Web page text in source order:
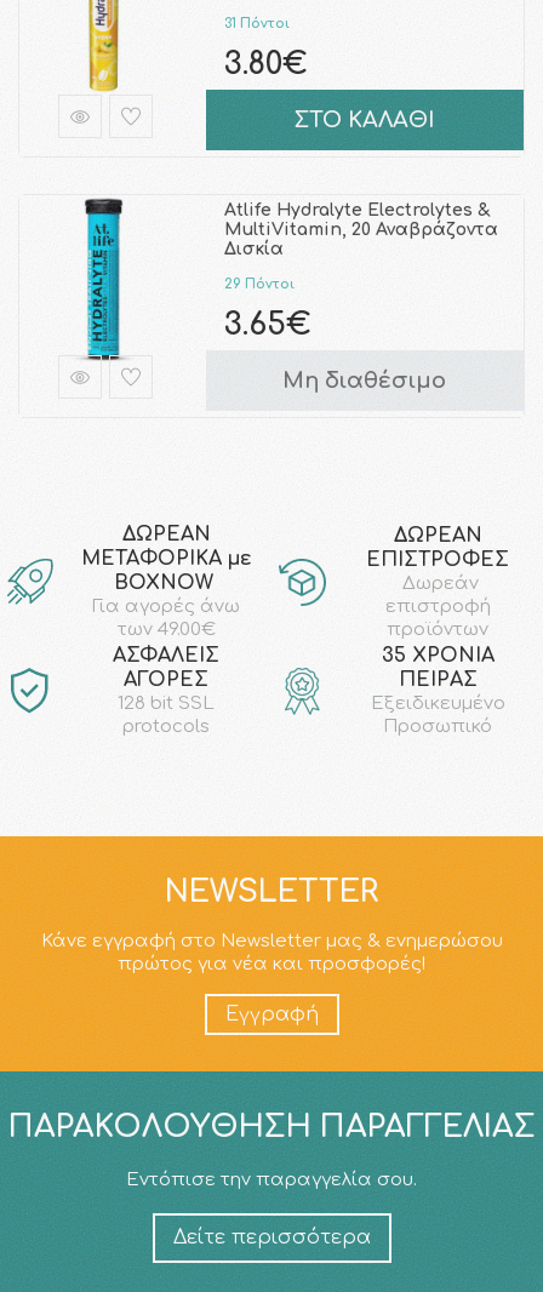
31 Πόντοι
3.80€
ΣΤΟ ΚΑΛΑΘΙ
Atlife Hydralyte Electrolytes &
MultiVitamin, 20 Αναβράζοντα
Δισκία
29 Πόντοι
3.65€
Μη διαθέσιμο
ΔΩΡΕΑΝ
ΜΕΤΑΦΟΡΙΚΑ με
ΒΟΧΝΟW
Για αγορές άνω
των 49.00€
ΔΩΡΕΑΝ
ΕΠΙΣΤΡΟΦΕΣ
Δωρεάν
επιστροφή
προϊόντων
AΣΦΑΛΕΙΣ
ΑΓΟΡΕΣ
128 bit SSL
protocols
35 ΧΡΟΝΙΑ
ΠΕΙΡΑΣ
Εξειδικευμένο
Προσωπικό
NEWSLETTER
Κάνε εγγραφή στο Newsletter μας & ενημερώσου
πρώτος για νέα και προσφορές!
Εγγραφή
ΠΑΡΑΚΟΛΟΎΘΗΣΗ ΠΑΡΑΓΓΕΛΊΑΣ
Εντόπισε την παραγγελία σου.
Δείτε περισσότερα